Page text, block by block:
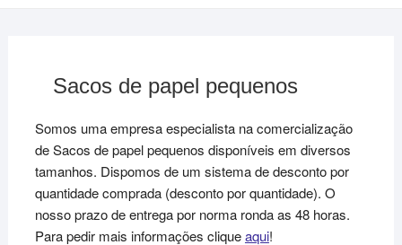
Sacos de papel pequenos
Somos uma empresa especialista na comercialização
de Sacos de papel pequenos disponíveis em diversos
tamanhos. Dispomos de um sistema de desconto por
quantidade comprada (desconto por quantidade). O
nosso prazo de entrega por norma ronda as 48 horas.
Para pedir mais informações cliqueaqui!